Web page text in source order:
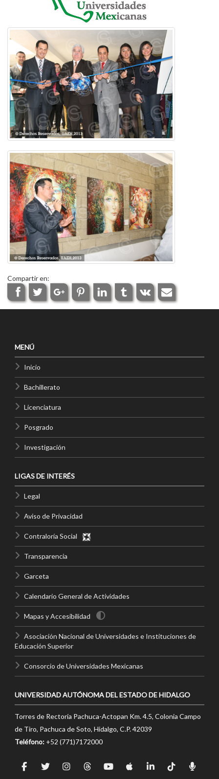
Compartir en:
MENÚ
Inicio
Bachillerato
Licenciatura
Posgrado
Investigación
LIGAS DE INTERÉS
Legal
Aviso de Privacidad
Contraloría Social
Transparencia
Garceta
Calendario General de Actividades
Mapas y Accesibilidad
Asociación Nacional de Universidades e Instituciones de
Educación Superior
Consorcio de Universidades Mexicanas
UNIVERSIDAD AUTÓNOMA DEL ESTADO DE HIDALGO
Torres de Rectoría Pachuca-Actopan Km. 4.5, Colonia Campo
de Tiro, Pachuca de Soto, Hidalgo, C.P. 42039
Teléfono: +52 (771)7172000